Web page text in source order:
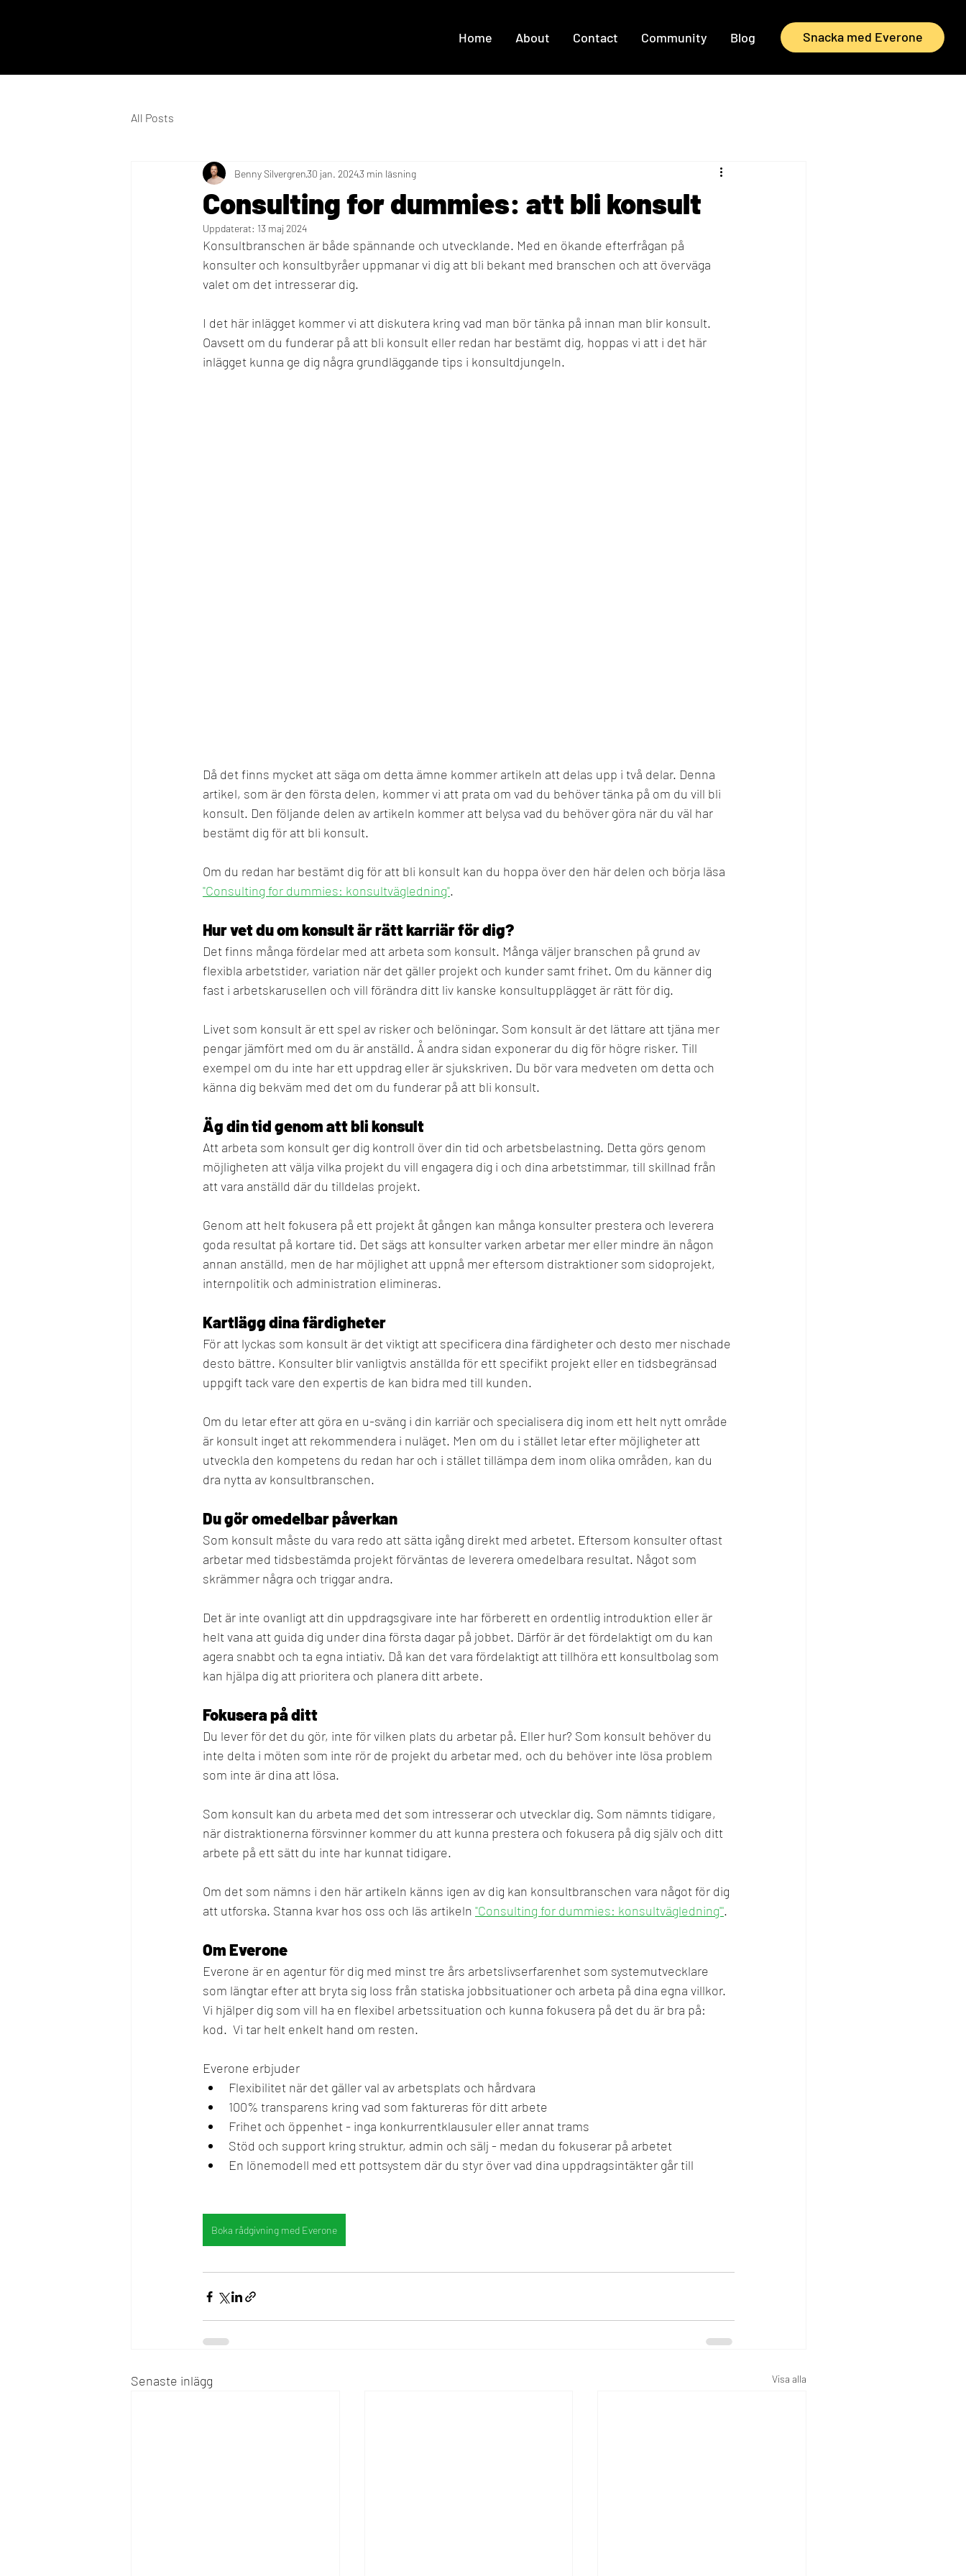
Snacka med Everone
Home About Contact Community Blog
All Posts
Consulting for dummies: att bli konsult
Benny Silvergren30 jan. 20243 min läsning
Uppdaterat: 13 maj 2024
Konsultbranschen är både spännande och utvecklande. Med en ökande efterfrågan på
konsulter och konsultbyråer uppmanar vi dig att bli bekant med branschen och att överväga
valet om det intresserar dig.
I det här inlägget kommer vi att diskutera kring vad man bör tänka på innan man blir konsult.
Oavsett om du funderar på att bli konsult eller redan har bestämt dig, hoppas vi att i det här
inlägget kunna ge dig några grundläggande tips i konsultdjungeln.
Då det finns mycket att säga om detta ämne kommer artikeln att delas upp i två delar. Denna
artikel, som är den första delen, kommer vi att prata om vad du behöver tänka på om du vill bli
konsult. Den följande delen av artikeln kommer att belysa vad du behöver göra när du väl har
bestämt dig för att bli konsult.
Om du redan har bestämt dig för att bli konsult kan du hoppa över den här delen och börja läsa
"Consulting for dummies: konsultvägledning".
Hur vet du om konsult är rätt karriär för dig?
Det finns många fördelar med att arbeta som konsult. Många väljer branschen på grund av
flexibla arbetstider, variation när det gäller projekt och kunder samt frihet. Om du känner dig
fast i arbetskarusellen och vill förändra ditt liv kanske konsultupplägget är rätt för dig.
Livet som konsult är ett spel av risker och belöningar. Som konsult är det lättare att tjäna mer
pengar jämfört med om du är anställd. Å andra sidan exponerar du dig för högre risker. Till
exempel om du inte har ett uppdrag eller är sjukskriven. Du bör vara medveten om detta och
känna dig bekväm med det om du funderar på att bli konsult.
Äg din tid genom att bli konsult
Att arbeta som konsult ger dig kontroll över din tid och arbetsbelastning. Detta görs genom
möjligheten att välja vilka projekt du vill engagera dig i och dina arbetstimmar, till skillnad från
att vara anställd där du tilldelas projekt.
Genom att helt fokusera på ett projekt åt gången kan många konsulter prestera och leverera
goda resultat på kortare tid. Det sägs att konsulter varken arbetar mer eller mindre än någon
annan anställd, men de har möjlighet att uppnå mer eftersom distraktioner som sidoprojekt,
internpolitik och administration elimineras.
Kartlägg dina färdigheter
För att lyckas som konsult är det viktigt att specificera dina färdigheter och desto mer nischade
desto bättre. Konsulter blir vanligtvis anställda för ett specifikt projekt eller en tidsbegränsad
uppgift tack vare den expertis de kan bidra med till kunden.
Om du letar efter att göra en u-sväng i din karriär och specialisera dig inom ett helt nytt område
är konsult inget att rekommendera i nuläget. Men om du i stället letar efter möjligheter att
utveckla den kompetens du redan har och i stället tillämpa dem inom olika områden, kan du
dra nytta av konsultbranschen.
Du gör omedelbar påverkan
Som konsult måste du vara redo att sätta igång direkt med arbetet. Eftersom konsulter oftast
arbetar med tidsbestämda projekt förväntas de leverera omedelbara resultat. Något som
skrämmer några och triggar andra.
Det är inte ovanligt att din uppdragsgivare inte har förberett en ordentlig introduktion eller är
helt vana att guida dig under dina första dagar på jobbet. Därför är det fördelaktigt om du kan
agera snabbt och ta egna intiativ. Då kan det vara fördelaktigt att tillhöra ett konsultbolag som
kan hjälpa dig att prioritera och planera ditt arbete.
Fokusera på ditt
Du lever för det du gör, inte för vilken plats du arbetar på. Eller hur? Som konsult behöver du
inte delta i möten som inte rör de projekt du arbetar med, och du behöver inte lösa problem
som inte är dina att lösa.
Som konsult kan du arbeta med det som intresserar och utvecklar dig. Som nämnts tidigare,
när distraktionerna försvinner kommer du att kunna prestera och fokusera på dig själv och ditt
arbete på ett sätt du inte har kunnat tidigare.
Om det som nämns i den här artikeln känns igen av dig kan konsultbranschen vara något för dig
att utforska. Stanna kvar hos oss och läs artikeln "Consulting for dummies: konsultvägledning"'.
Om Everone
Everone är en agentur för dig med minst tre års arbetslivserfarenhet som systemutvecklare
som längtar efter att bryta sig loss från statiska jobbsituationer och arbeta på dina egna villkor.
Vi hjälper dig som vill ha en flexibel arbetssituation och kunna fokusera på det du är bra på:
kod.  Vi tar helt enkelt hand om resten.
Everone erbjuder
Flexibilitet när det gäller val av arbetsplats och hårdvara
100% transparens kring vad som faktureras för ditt arbete
Frihet och öppenhet - inga konkurrentklausuler eller annat trams
Stöd och support kring struktur, admin och sälj - medan du fokuserar på arbetet
En lönemodell med ett pottsystem där du styr över vad dina uppdragsintäkter går till
Boka rådgivning med Everone
Senaste inlägg Visa alla